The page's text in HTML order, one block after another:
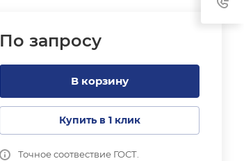
По запросу
В корзину
Купить в 1 клик
Точное соотвествие ГОСТ.